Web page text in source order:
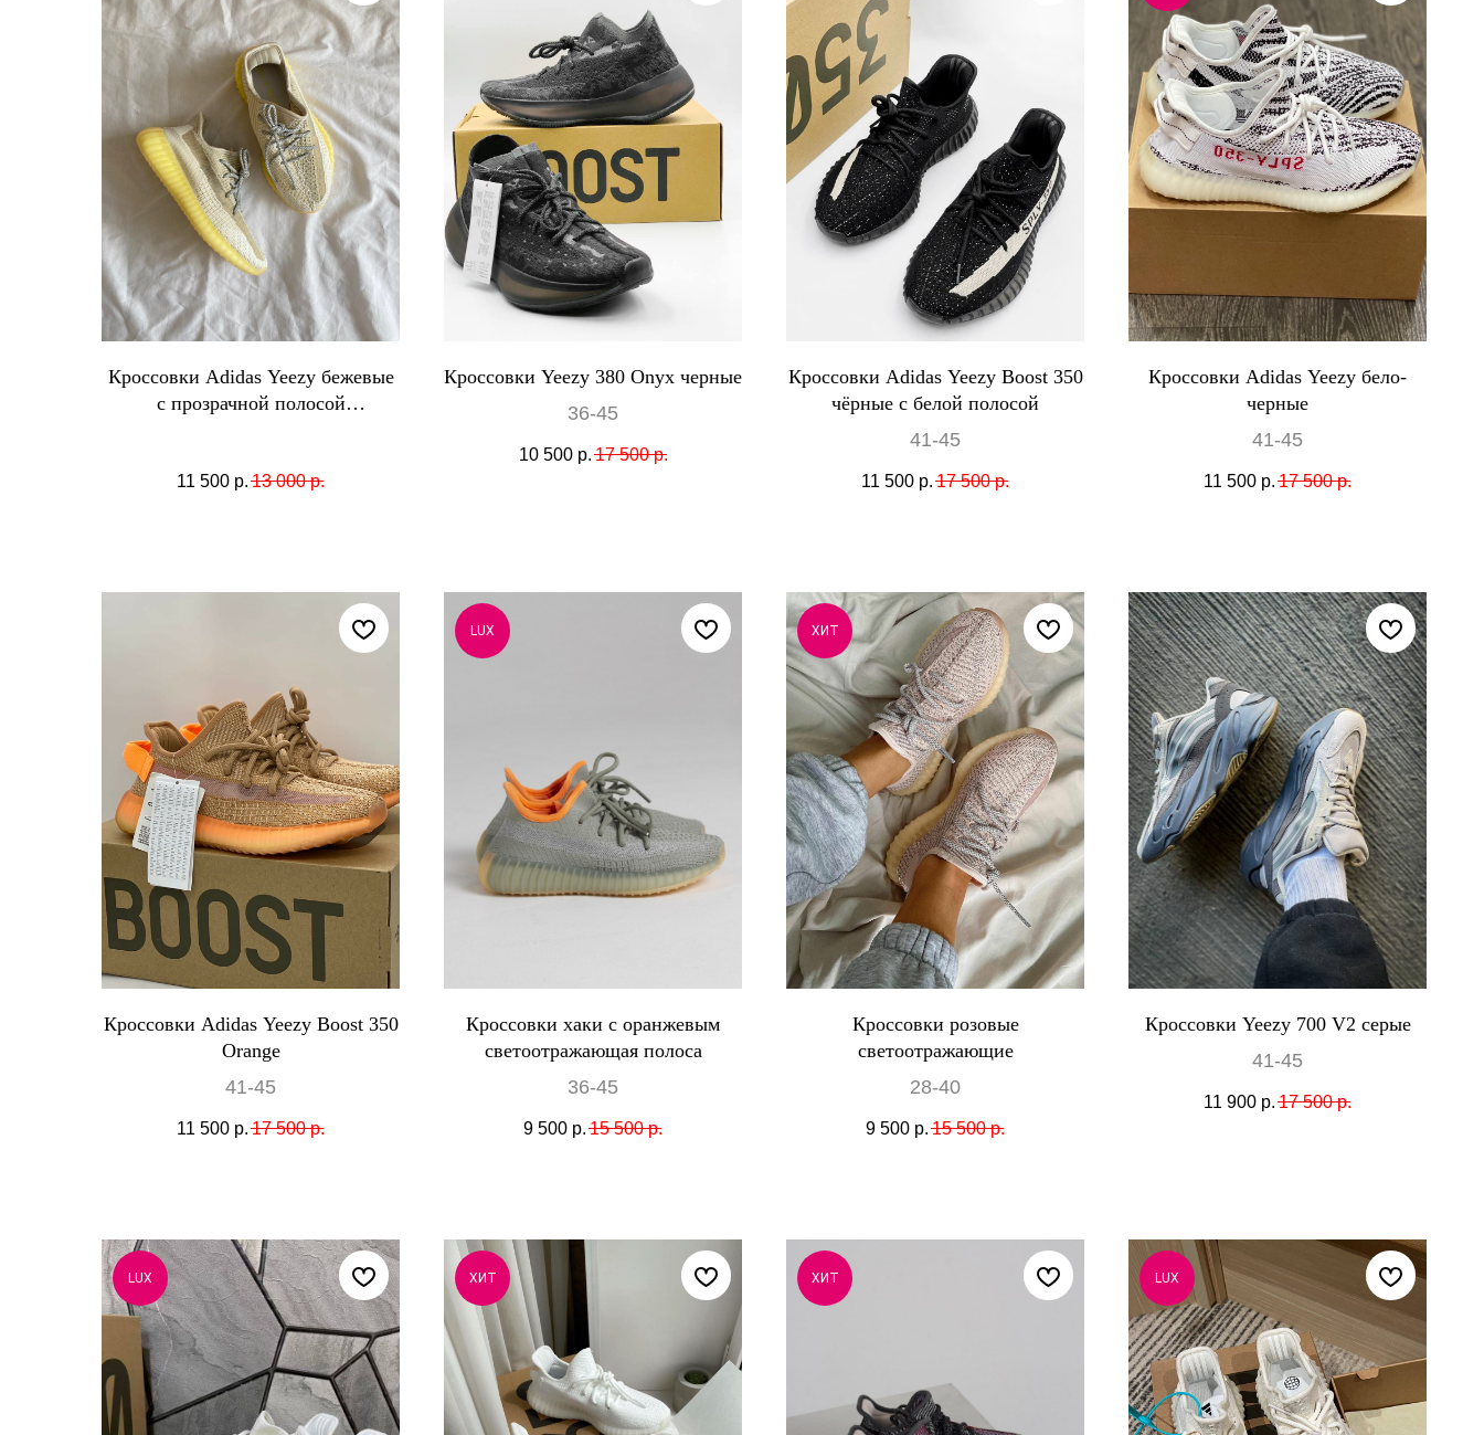
Кроссовки Adidas Yeezy бежевые
с прозрачной полосой
11 500 р. 13 000 р.
Кроссовки Yeezy 380 Onyx черные
36-45
10 500 р. 17 500 р.
Кроссовки Adidas Yeezy Boost 350
чёрные с белой полосой
41-45
11 500 р. 17 500 р.
Кроссовки Adidas Yeezy бело-
черные
41-45
11 500 р. 17 500 р.
Кроссовки Adidas Yeezy Boost 350
Orange
41-45
11 500 р. 17 500 р.
LUX
Кроссовки хаки с оранжевым
светоотражающая полоса
36-45
9 500 р. 15 500 р.
ХИТ
Кроссовки розовые
светоотражающие
28-40
9 500 р. 15 500 р.
Кроссовки Yeezy 700 V2 серые
41-45
11 900 р. 17 500 р.
LUX ХИТ ХИТ LUX